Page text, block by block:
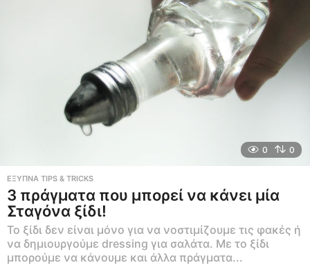
0 0
ΕΞΥΠΝΑ TIPS & TRICKS
3 πράγματα που μπορεί να κάνει μία
Σταγόνα ξίδι!
Το ξίδι δεν είναι μόνο για να νοστιμίζουμε τις φακές ή
να δημιουργούμε dressing για σαλάτα. Με το ξίδι
μπορούμε να κάνουμε και άλλα πράγματα...